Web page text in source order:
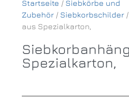
Startseite / Siebkörbe und
Zubehör / Siebkorbschilder
aus Spezialkarton,
Spezialkarton,